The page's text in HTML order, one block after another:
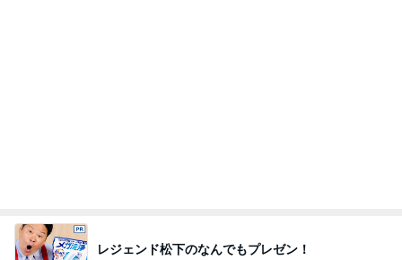
レジェンド松下のなんでもプレゼン！